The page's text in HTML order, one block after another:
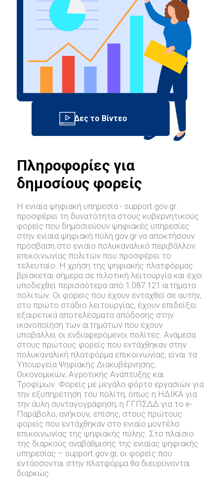
Πληροφορίες για
δημοσίους φορείς
Η ενιαία ψηφιακή υπηρεσία - support.gov.gr
προσφέρει τη δυνατότητα στους κυβερνητικούς
φορείς που δημοσιεύουν ψηφιακές υπηρεσίες
στην ενιαία ψηφιακή πύλη gov.gr να αποκτήσουν
πρόσβαση στο ενιαίο πολυκαναλικό περιβάλλον
επικοινωνίας πολιτών που προσφέρει το
τελευταίο. Η χρήση της ψηφιακής πλατφόρμας
βρίσκεται σήμερα σε πιλοτική λειτουργία και έχει
υποδεχθεί περισσότερα από 1.087.121 αιτήματα
πολιτών. Οι φορείς που έχουν ενταχθεί σε αυτήν,
στο πρώτο στάδιο λειτουργίας, έχουν επιδείξει
εξαιρετικά αποτελέσματα απόδοσης στην
ικανοποίηση των αιτημάτων που έχουν
υποβάλλει οι ενδιαφερόμενοι πολίτες. Ανάμεσα
στους πρώτους φορείς που εντάχθηκαν στην
πολυκαναλική πλατφόρμα επικοινωνίας, είναι τα
Υπουργεία Ψηφιακής Διακυβέρνησης,
Οικονομικών, Αγροτικής Ανάπτυξης και
Τροφίμων. Φορείς με μεγάλο φόρτο εργασιών για
την εξυπηρέτηση του πολίτη, όπως η ΗΔΙΚΑ για
την άυλη συνταγογράφηση, η ΓΓΠΣΔΔ για το e-
Παράβολο, ανήκουν, επίσης, στους πρώτους
φορείς που εντάχθηκαν στο ενιαίο μοντέλο
επικοινωνίας της ψηφιακής πύλης. Στο πλαίσιο
της διαρκούς αναβάθμισης της ενιαίας ψηφιακής
υπηρεσίας – support.gov.gr, oι φορείς που
εντάσσονται στην πλατφόρμα θα διευρύνονται
διαρκώς.